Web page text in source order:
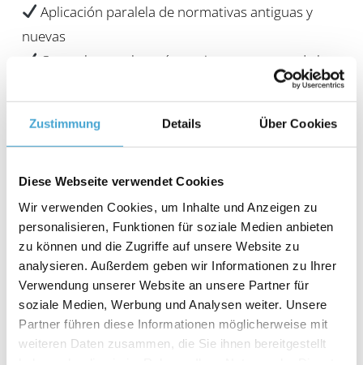
Zustimmung Details Über Cookies
Diese Webseite verwendet Cookies
Wir verwenden Cookies, um Inhalte und Anzeigen zu
personalisieren, Funktionen für soziale Medien anbieten
zu können und die Zugriffe auf unsere Website zu
analysieren. Außerdem geben wir Informationen zu Ihrer
Verwendung unserer Website an unsere Partner für
soziale Medien, Werbung und Analysen weiter. Unsere
Partner führen diese Informationen möglicherweise mit
weiteren Daten zusammen, die Sie ihnen bereitgestellt
Aplicación paralela de normativas antiguas y
nuevas
Controles mucho más estrictos por parte de las
Enfoque en sistemas de control documentados
Responsabilidad en caso de declaraciones de
Especialmente en el sector químico e industrial, hoy
en día son a menudo las reglas de valor las que
determinan el estatus preferencial.
Los cambios en los precios, los cambios de
proveedores o los ajustes en las recetas pueden
hacer que un producto deje de ser preferencial de
repente, a menudo sin que se note.